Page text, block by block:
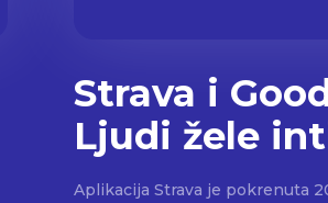
Strava i
Ljudi žele
Aplikacija Strava je pokrenuta